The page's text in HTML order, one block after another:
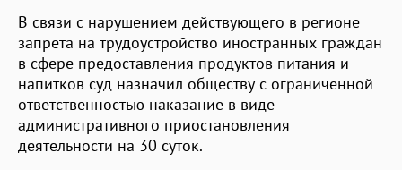
В связи с нарушением действующего в регионе
запрета на трудоустройство иностранных граждан
в сфере предоставления продуктов питания и
напитков суд назначил обществу с ограниченной
ответственностью наказание в виде
административного приостановления
деятельности на 30 суток.